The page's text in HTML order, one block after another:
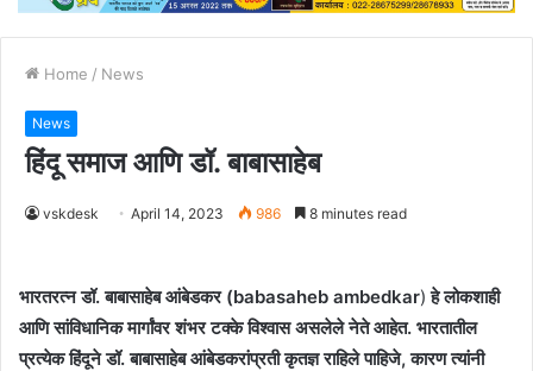
Home / News
News
हिंदू समाज आणि डॉ. बाबासाहेब
vskdesk April 14, 2023 986 8 minutes read
भारतरत्न डॉ. बाबासाहेब आंबेडकर (babasaheb ambedkar) हे लोकशाही
आणि सांविधानिक मार्गांवर शंभर टक्के विश्वास असलेले नेते आहेत. भारतातील
प्रत्येक हिंदूने डॉ. बाबासाहेब आंबेडकरांप्रती कृतज्ञ राहिले पाहिजे, कारण त्यांनी